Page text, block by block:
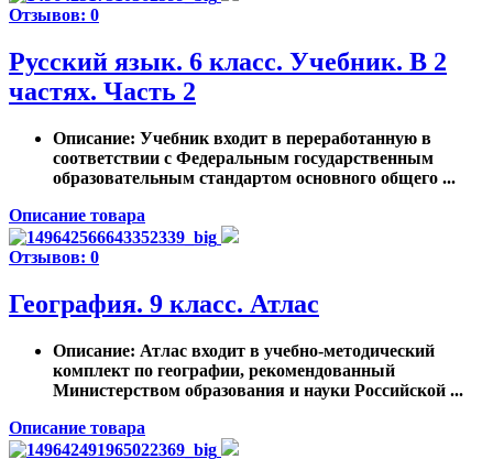
Отзывов: 0
Русский язык. 6 класс. Учебник. В 2
частях. Часть 2
Описание: Учебник входит в переработанную в
соответствии с Федеральным государственным
образовательным стандартом основного общего ...
Описание товара
Отзывов: 0
География. 9 класс. Атлас
Описание: Атлас входит в учебно-методический
комплект по географии, рекомендованный
Министерством образования и науки Российской ...
Описание товара